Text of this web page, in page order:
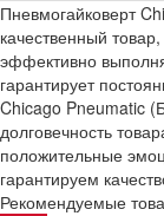
Пневмогайковерт
качественный
эффективно
гарантирует
Chicago Pneumatic
долговечность
положительные
гарантируем
Рекомендуемые